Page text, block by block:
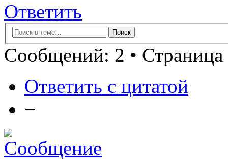
Ответить
Сообщений: 2 • Страница
Ответить с цитатой
−